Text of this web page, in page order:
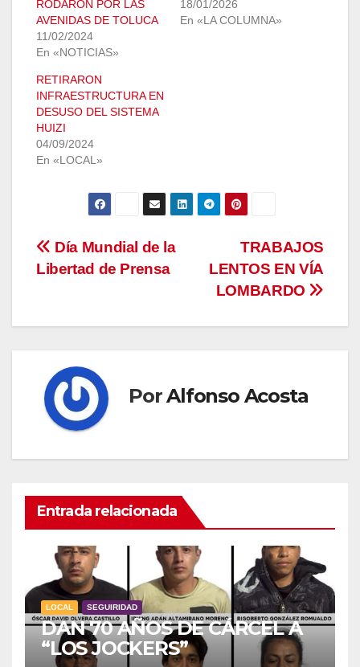
RODARON POR LAS
AVENIDAS DE TOLUCA
11/02/2024
En «NOTICIAS»
18/01/2026
En «LA COLUMNA»
RETIRARON
INFRAESTRUCTURA EN
DESUSO DEL SISTEMA
HUIZI
04/09/2024
En «LOCAL»
Navegación
entradas
TRABAJOS
LENTOS EN VÍA
LOMBARDO
Día Mundial de la
Libertad de Prensa
PorAlfonso Acosta
Entrada relacionada
LOCAL SEGUIRIDAD
DAN 70 AÑOS DE CÁRCEL A
“LOS JOCKERS”